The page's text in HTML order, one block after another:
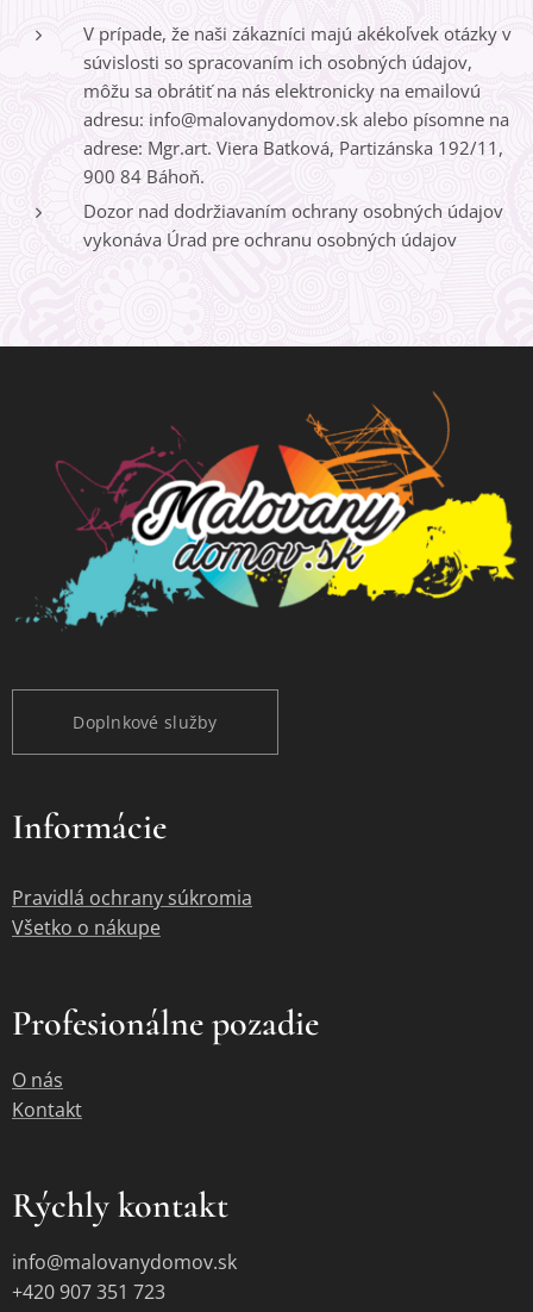
V prípade, že naši zákazníci majú akékoľvek otázky v
súvislosti so spracovaním ich osobných údajov,
môžu sa obrátiť na nás elektronicky na emailovú
adresu: info@malovanydomov.sk alebo písomne na
adrese: Mgr.art. Viera Batková, Partizánska 192/11,
900 84 Báhoň.
Dozor nad dodržiavaním ochrany osobných údajov
vykonáva Úrad pre ochranu osobných údajov
Doplnkové služby
Informácie
Pravidlá ochrany súkromia
Všetko o nákupe
Profesionálne pozadie
O nás
Kontakt
Rýchly kontakt
info@malovanydomov.sk
+420 907 351 723